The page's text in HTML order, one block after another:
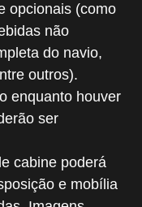
opcionais (como
não
do navio,
outros).
enquanto houver
ser
cabine poderá
e mobília